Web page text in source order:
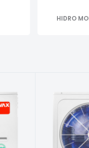
HIDRO